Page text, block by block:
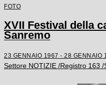
FOTO
XVII Festival della
Sanremo
23 GENNAIO 1967 - 28 GENNAIO
Settore NOTIZIE /Registro 163